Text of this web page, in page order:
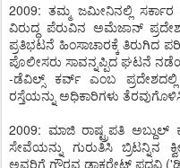
2009: ತಮ್ಮ ಜಮೀನಿನಲ್ಲಿ
ವಿರುದ್ಧ ಪೆರುವಿನ ಅಮೆಜಾನ್
ಪ್ರತಿಭಟನೆ ಹಿಂಸಾಚಾರಕ್ಕೆ ತಿರುಗಿದ
ಪೊಲೀಸರು ಸಾವನ್ನಪ್ಪಿದ ಘಟನೆ
-ಡೆವಿಲ್ಸ್ ಕರ್ವ್ ಎಂಬ
ರಸ್ತೆಯನ್ನು ಅಧಿಕಾರಿಗಳು
2009: ಮಾಜಿ ರಾಷ್ಟ್ರಪತಿ ಅಬ್ದುಲ್
ಸೇವೆಯನ್ನು ಗುರುತಿಸಿ ಬ್ರಿಟನ್ನಿನ
ಅವರಿಗೆ ಗೌರವ ಡಾಕ್ಟರೇಟ್ ಪದವಿ